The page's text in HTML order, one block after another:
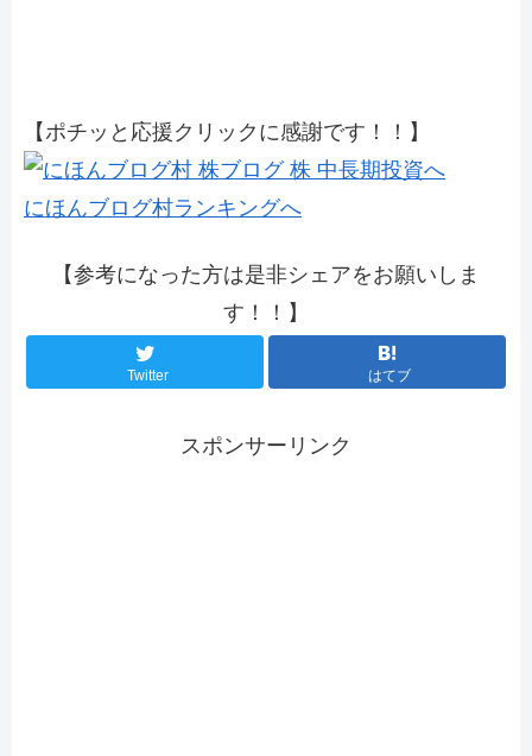
【ポチッと応援クリックに感謝です！！】
にほんブログ村ランキングへ
【参考になった方は是非シェアをお願いしま
す！！】
Twitter はてブ
スポンサーリンク